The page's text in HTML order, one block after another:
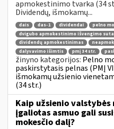
apmokestinimo tvarka (34
Dividendų, išmokamų...
dais das-1 dividendai
pelno
dvigubo apmokestinimo išvengimo
dividendų apmokestinimas
dalyvavimo išimtis
pmį 34 str.
žinyno kategorijos: Pelno
paskirstytasis pelnas (PMĮ
išmokamų užsienio
(34 str.)
Kaip užsienio
įgaliotas asmuo gali
mokesčio dalį?